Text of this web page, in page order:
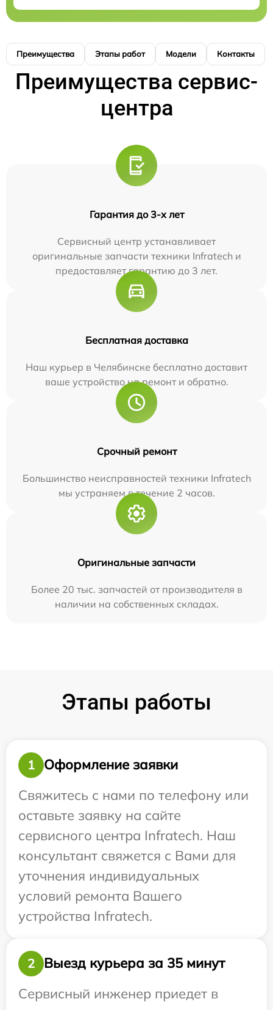
Преимущества Этапы работ Модели Контакты
Преимущества сервис-
центра
Гарантия до 3-х лет
Сервисный центр устанавливает
оригинальные запчасти техники Infratech и
предоставляет гарантию до 3 лет.
Бесплатная доставка
Наш курьер в Челябинске бесплатно доставит
ваше устройство на ремонт и обратно.
Срочный ремонт
Большинство неисправностей техники Infratech
мы устраняем в течение 2 часов.
Оригинальные запчасти
Более 20 тыс. запчастей от производителя в
наличии на собственных складах.
Этапы работы
1
Оформление заявки
Свяжитесь с нами по телефону или
оставьте заявку на сайте
сервисного центра Infratech. Наш
консультант свяжется с Вами для
уточнения индивидуальных
условий ремонта Вашего
устройства Infratech.
2
Выезд курьера за 35 минут
Сервисный инженер приедет в